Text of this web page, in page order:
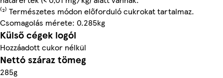
⁽²⁾ Természetes módon előforduló cukrokat tartalmaz.
Csomagolás mérete: 0.285kg
Külső cégek logói
Hozzáadott cukor nélkül
Nettó száraz tömeg
285g